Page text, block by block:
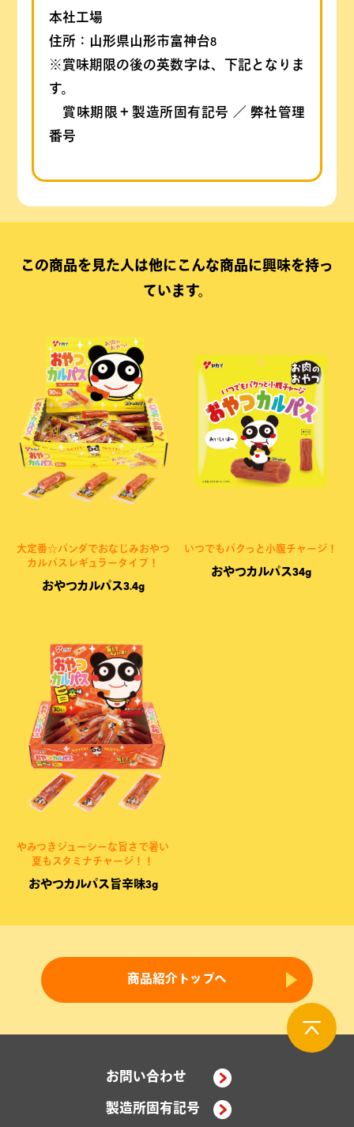
本社工場
住所：山形県山形市富神台8
※賞味期限の後の英数字は、下記となりま
す。
賞味期限＋製造所固有記号 ／ 弊社管理
番号
この商品を見た人は他にこんな商品に興味を持っ
ています。
大定番☆パンダでおなじみおやつ
カルパスレギュラータイプ！
おやつカルパス3.4g
いつでもパクっと小腹チャージ！
おやつカルパス34g
やみつきジューシーな旨さで暑い
夏もスタミナチャージ！！
おやつカルパス旨辛味3g
商品紹介トップへ
お問い合わせ
製造所固有記号